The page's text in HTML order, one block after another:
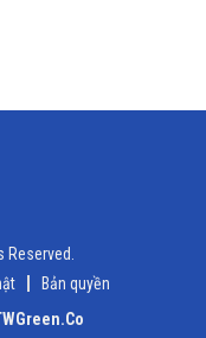
Reserved.
Bản quyền